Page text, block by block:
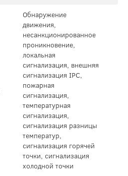
Обнаружение
движения,
несанкционированное
проникновение,
локальная
сигнализация, внешняя
сигнализация IPC,
пожарная
сигнализация,
температурная
сигнализация,
сигнализация разницы
температур,
сигнализация горячей
точки, сигнализация
холодной точки